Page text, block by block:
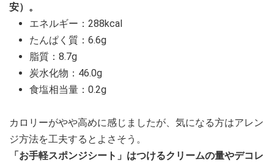
安）。
エネルギー：288kcal
たんぱく質：6.6g
脂質：8.7g
炭水化物：46.0g
食塩相当量：0.2g
カロリーがやや高めに感じましたが、気になる方はアレン
ジ方法を工夫するとよさそう。
「お手軽スポンジシート」はつけるクリームの量やデコレ